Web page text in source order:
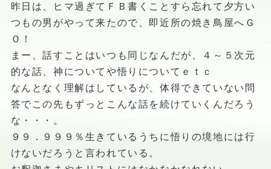
昨日は、ヒマ過ぎてＦＢ書くことすら忘れて夕方い
つもの男がやって来たので、即近所の焼き鳥屋へＧ
Ｏ！
まー、話すことはいつも同じなんだが、４～５次元
的な話、神についてや悟りについてｅｔｃ
なんとなく理解はしているが、体得できていない問
答でこの先もずっとこんな話を続けていくんだろう
な・・・。
９９．９９９％生きているうちに悟りの境地には行
けないだろうと言われている。